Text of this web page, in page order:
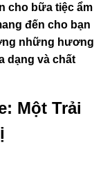
cho bữa tiệc ẩm
đến cho bạn
những hương
dạng và chất
Một Trải